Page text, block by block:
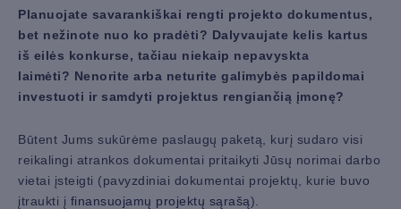
Planuojate savarankiškai rengti projekto dokumentus,
bet nežinote nuo ko pradėti? Dalyvaujate kelis kartus
iš eilės konkurse, tačiau niekaip nepavyskta
laimėti? Nenorite arba neturite galimybės papildomai
investuoti ir samdyti projektus rengiančią įmonę?
Būtent Jums sukūrėme paslaugų paketą, kurį sudaro visi
reikalingi atrankos dokumentai pritaikyti Jūsų norimai darbo
vietai įsteigti (pavyzdiniai dokumentai projektų, kurie buvo
įtraukti į finansuojamų projektų sąrašą).